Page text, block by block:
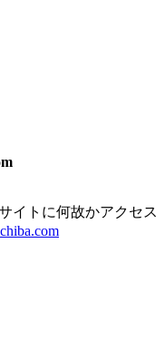
イトに何故かアクセス